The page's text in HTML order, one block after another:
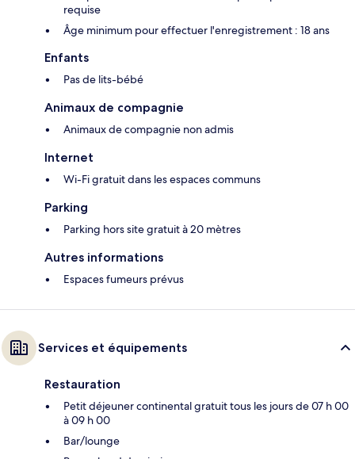
requise
Âge minimum pour effectuer l'enregistrement : 18 ans
Enfants
Pas de lits-bébé
Animaux de compagnie
Animaux de compagnie non admis
Internet
Wi-Fi gratuit dans les espaces communs
Parking
Parking hors site gratuit à 20 mètres
Autres informations
Espaces fumeurs prévus
Services et équipements
Restauration
Petit déjeuner continental gratuit tous les jours de 07 h 00
à 09 h 00
Bar/lounge